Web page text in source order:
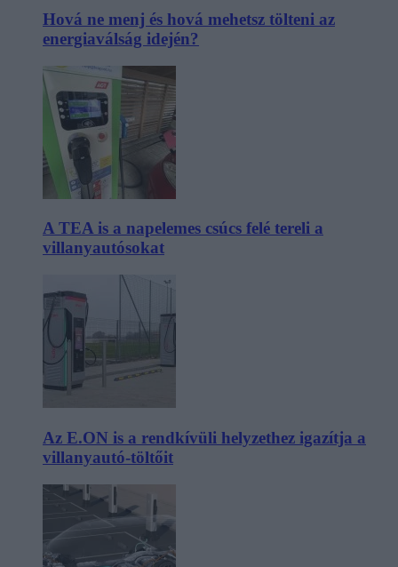
Hová ne menj és hová mehetsz tölteni az
energiaválság idején?
A TEA is a napelemes csúcs felé tereli a
villanyautósokat
Az E.ON is a rendkívüli helyzethez igazítja a
villanyautó-töltőit